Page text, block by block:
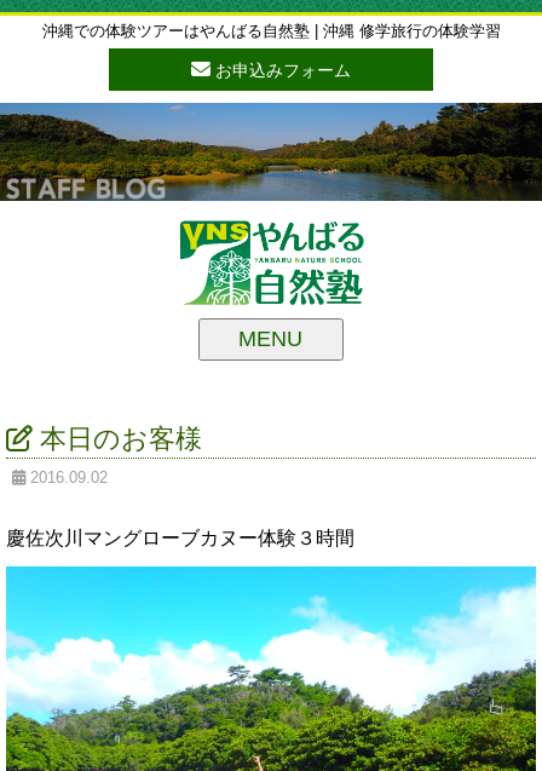
沖縄での体験ツアーはやんばる自然塾 | 沖縄 修学旅行の体験学習
お申込みフォーム
MENU
本日のお客様
2016.09.02
慶佐次川マングローブカヌー体験３時間